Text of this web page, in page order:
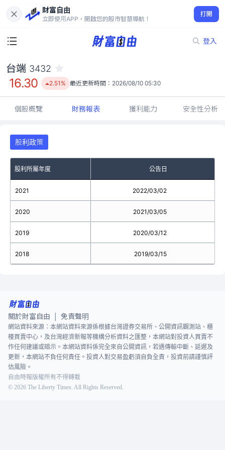
財富自由
立即使用APP，開啟您的股市智慧導航！
打開
登入
16.30
2.51%
台端 3432
16.30 2.51% 最近更新時間： 2026/08/10 05:30
個股概覽 財務報表 獲利能力 安全性分析
股利政策
股利所屬年度 公告日
2021
2020
2019
2018
2022/03/02
2021/03/05
2020/03/12
2019/03/15
關於財富自由 免責聲明
網站資料來源：本網站資料來源係根據台灣證券交易所、公開資訊觀測站、櫃
檯買賣中心，及台灣經濟新報等機構分析資料之匯整，本網站對投資人買賣不
作任何建議或暗示。本網站資料係完全來自公開資訊，若遇傳輸中斷、延遲及
更新，本網站不負任何責任。投資人對交易盈虧須自負全責，投資前請謹慎評
估風險。
自由時報版權所有不得轉載
© 2026 The Liberty Times. All Rights Reserved.